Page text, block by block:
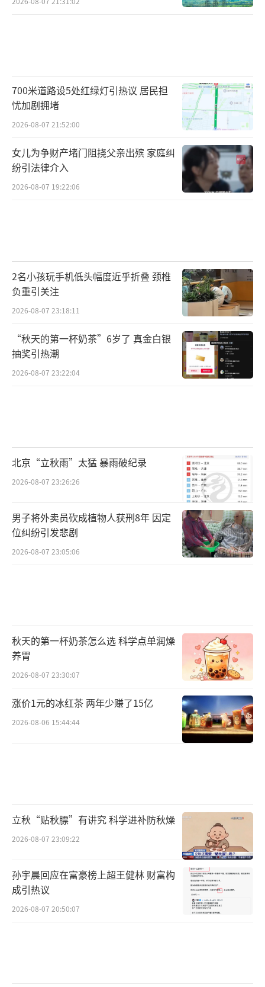
700米道路设5处红绿灯引热议 居民担
忧加剧拥堵
2026-08-07 21:52:00
女儿为争财产堵门阻挠父亲出殡 家庭纠
纷引法律介入
2026-08-07 19:22:06
2名小孩玩手机低头幅度近乎折叠 颈椎
负重引关注
2026-08-07 23:18:11
“秋天的第一杯奶茶”6岁了 真金白银
抽奖引热潮
2026-08-07 23:22:04
北京“立秋雨”太猛 暴雨破纪录
2026-08-07 23:26:26
男子将外卖员砍成植物人获刑8年 因定
位纠纷引发悲剧
2026-08-07 23:05:06
秋天的第一杯奶茶怎么选 科学点单润燥
养胃
2026-08-07 23:30:07
涨价1元的冰红茶 两年少赚了15亿
2026-08-06 15:44:44
立秋“贴秋膘”有讲究 科学进补防秋燥
2026-08-07 23:09:22
孙宇晨回应在富豪榜上超王健林 财富构
成引热议
2026-08-07 20:50:07